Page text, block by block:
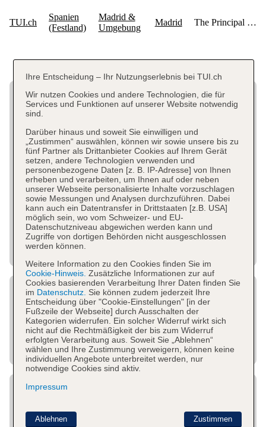
Ihre Entscheidung – Ihr Nutzungserlebnis bei TUI.ch
Wir nutzen Cookies und andere Technologien, die für
Services und Funktionen auf unserer Website notwendig
sind.
Darüber hinaus und soweit Sie einwilligen und
„Zustimmen“ auswählen, können wir sowie unsere bis zu
fünf Partner als Drittanbieter Cookies auf Ihrem Gerät
setzen, andere Technologien verwenden und
personenbezogene Daten [z. B. IP-Adresse] von Ihnen
erheben und verarbeiten, um Ihnen auf oder neben
unserer Webseite personalisierte Inhalte vorzuschlagen
sowie Messungen und Analysen durchzuführen. Dabei
kann auch ein Datentransfer in Drittstaaten [z.B. USA]
möglich sein, wo vom Schweizer- und EU-
Datenschutzniveau abgewichen werden kann und
Zugriffe von dortigen Behörden nicht ausgeschlossen
werden können.
Weitere Information zu den Cookies finden Sie im
Cookie-Hinweis. Zusätzliche Informationen zur auf
Cookies basierenden Verarbeitung Ihrer Daten finden Sie
im Datenschutz. Sie können zudem jederzeit Ihre
Entscheidung über "Cookie-Einstellungen" [in der
Fußzeile der Webseite] durch Ausschalten der
Kategorien widerrufen. Ein solcher Widerruf wirkt sich
nicht auf die Rechtmäßigkeit der bis zum Widerruf
erfolgten Verarbeitung aus. Soweit Sie „Ablehnen“
wählen und Ihre Zustimmung verweigern, können keine
individuellen Angebote unterbreitet werden, nur
notwendige Cookies sind aktiv.
Impressum
Zustimmen
Ablehnen